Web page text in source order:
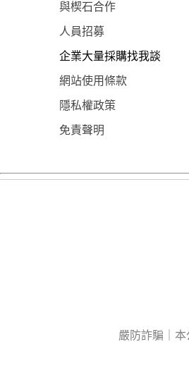
與楔石合作
人員招募
企業大量採購找我談
網站使用條款
隱私權政策
免責聲明
嚴防詐騙｜